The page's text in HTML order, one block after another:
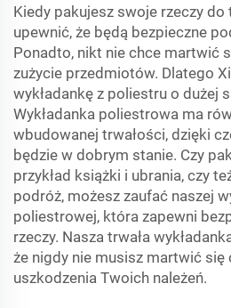
Kiedy pakujesz swoje rzeczy do
upewnić, że będą bezpieczne
Ponadto, nikt nie chce martwić
zużycie przedmiotów. Dlatego
wykładankę z poliestru o dużej
Wykładanka poliestrowa ma
wbudowanej trwałości, dzięki
będzie w dobrym stanie. Czy
przykład książki i ubrania, czy
podróż, możesz zaufać naszej
poliestrowej, która zapewni
rzeczy. Nasza trwała
że nigdy nie musisz martwić się
uszkodzenia Twoich należeń.